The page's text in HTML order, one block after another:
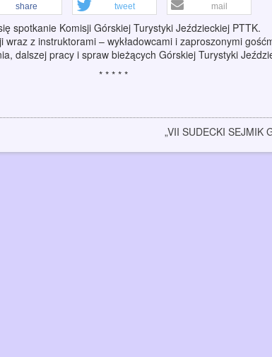
share tweet mail
spotkanie Komisji Górskiej Turystyki Jeździeckiej PTTK.
wraz z instruktorami – wykładowcami i zaproszonymi
dalszej pracy i spraw bieżących Górskiej Turystyki
„VII SUDECKI SEJMIK